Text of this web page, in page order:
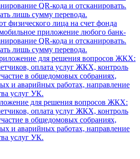
физического лица на счет фонда
мобильное приложение любого банк-
QR-кода и отсканировать.
лишь сумму перевода.
для решения вопросов ЖКХ:
оплата услуг ЖКХ, контроль
в общедомовых собраниях,
и аварийных работах, направление
услуг УК.